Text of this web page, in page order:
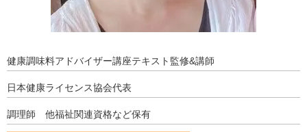
健康調味料アドバイザー講座テキスト監修&講師
日本健康ライセンス協会代表
調理師 他福祉関連資格など保有